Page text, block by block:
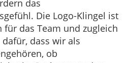
das
Die Logo-Klingel ist
für das Team und zugleich
dass wir als
ob